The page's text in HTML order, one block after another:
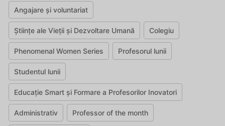
Angajare și voluntariat
Științe ale Vieții și Dezvoltare Umană Colegiu
Phenomenal Women Series Profesorul lunii
Studentul lunii
Educație Smart și Formare a Profesorilor Inovatori
Administrativ Professor of the month